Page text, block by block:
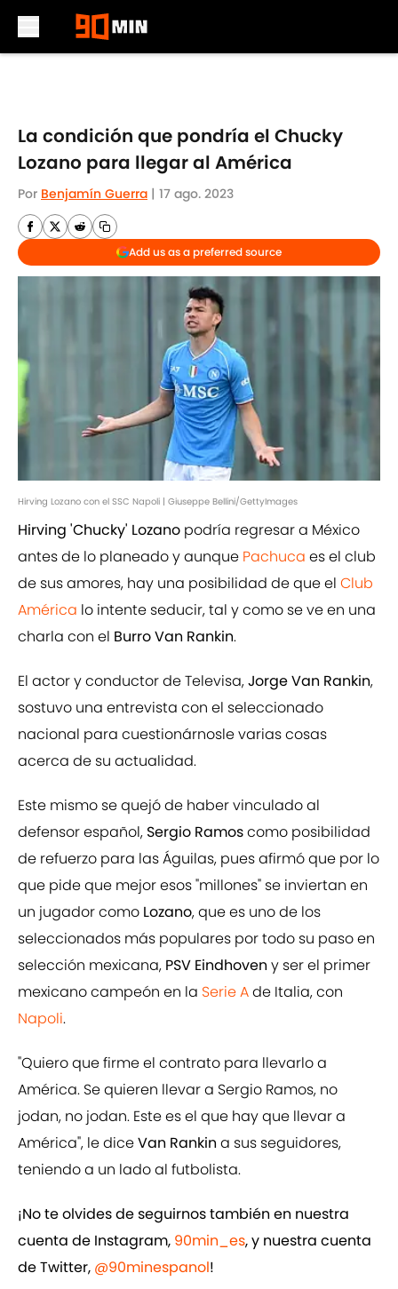
La condición que pondría el Chucky
Lozano para llegar al América
Por Benjamín Guerra | 17 ago. 2023
Add us as a preferred source
Hirving Lozano con el SSC Napoli | Giuseppe Bellini/GettyImages
Hirving 'Chucky' Lozano podría regresar a México
antes de lo planeado y aunque Pachuca es el club
de sus amores, hay una posibilidad de que el Club
América lo intente seducir, tal y como se ve en una
charla con el Burro Van Rankin.
El actor y conductor de Televisa,Jorge Van Rankin,
sostuvo una entrevista con el seleccionado
nacional para cuestionárnosle varias cosas
acerca de su actualidad.
Este mismo se quejó de haber vinculado al
defensor español, Sergio Ramoscomo posibilidad
de refuerzo para las Águilas, pues afirmó que por lo
que pide que mejor esos "millones" se inviertan en
un jugador como Lozano, que es uno de los
seleccionados más populares por todo su paso en
selección mexicana, PSV Eindhoven y ser el primer
mexicano campeón en la Serie Ade Italia, con
Napoli.
"Quiero que firme el contrato para llevarlo a
América. Se quieren llevar a Sergio Ramos, no
jodan, no jodan. Este es el que hay que llevar a
América", le diceVan Rankin a sus seguidores,
teniendo a un lado al futbolista.
¡No te olvides de seguirnos también en nuestra
cuenta de Instagram, 90min_es, y nuestra cuenta
de Twitter, @90minespanol!